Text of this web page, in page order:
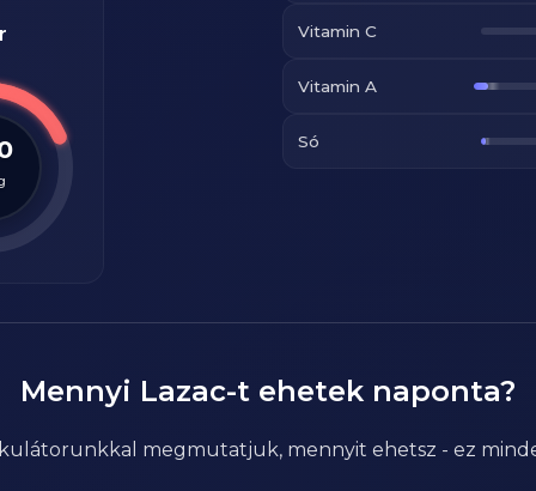
Vitamin C
Vitamin A
Só
Mennyi Lazac-t ehetek naponta?
megmutatjuk, mennyit ehetsz - ez